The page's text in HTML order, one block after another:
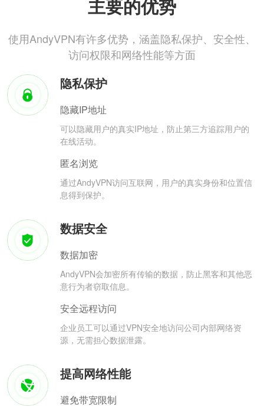
主要的优势
使用AndyVPN有许多优势，涵盖隐私保护、安全性、
访问权限和网络性能等方面
隐私保护
隐藏IP地址
可以隐藏用户的真实IP地址，防止第三方追踪用户的
在线活动。
匿名浏览
通过AndyVPN访问互联网，用户的真实身份和位置信
息得到保护。
数据安全
数据加密
AndyVPN会加密所有传输的数据，防止黑客和其他恶
意行为者窃取信息。
安全远程访问
企业员工可以通过VPN安全地访问公司内部网络资
源，无需担心数据泄露。
提高网络性能
避免带宽限制